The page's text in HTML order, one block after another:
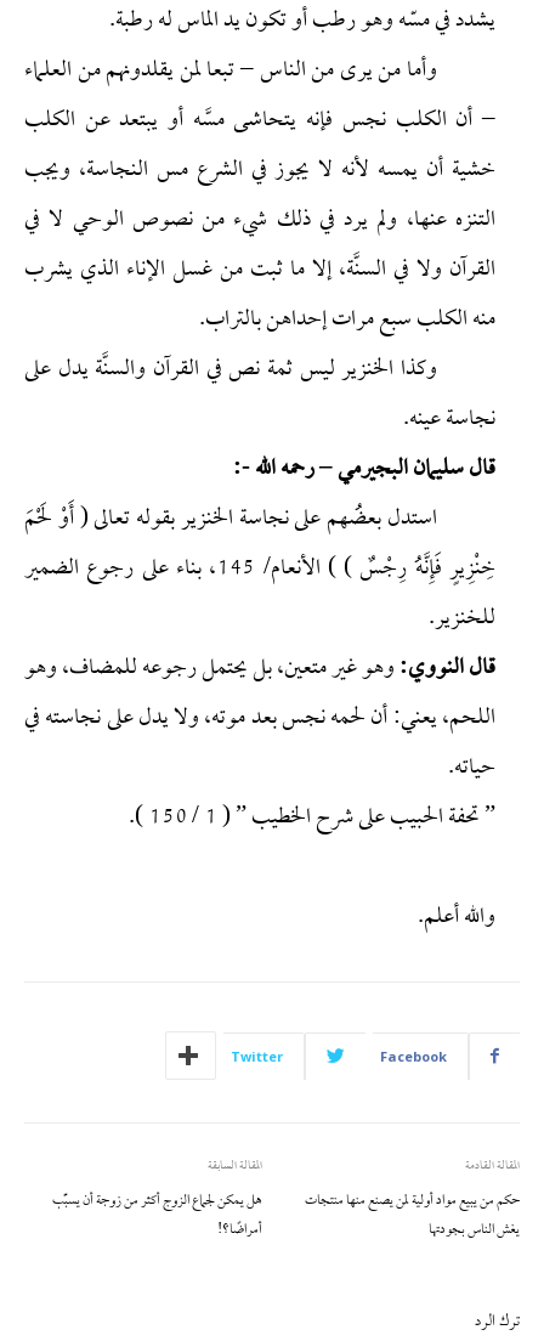
يشدد في مسّه وهو رطب أو تكون يد الماس له رطبة.
وأما من يرى من الناس – تبعا لمن يقلدونهم من العلماء
– أن الكلب نجس فإنه يتحاشى مسَّه أو يبتعد عن الكلب
خشية أن يمسه لأنه لا يجوز في الشرع مس النجاسة، ويجب
التنزه عنها، ولم يرد في ذلك شيء من نصوص الوحي لا في
القرآن ولا في السنَّة، إلا ما ثبت من غسل الإناء الذي يشرب
منه الكلب سبع مرات إحداهن بالتراب.
وكذا الخنزير ليس ثمة نص في القرآن والسنَّة يدل على
نجاسة عينه.
قال سليمان البجيرمي – رحمه الله -:
استدل بعضُهم على نجاسة الخنزير بقوله تعالى ( أَوْ لَحْمَ
خِنْزِيرٍ فَإِنَّهُ رِجْسٌ ) ) الأنعام/ 145، بناء على رجوع الضمير
للخنزير.
قال النووي:وهو غير متعين، بل يحتمل رجوعه للمضاف، وهو
اللحم، يعني: أن لحمه نجس بعد موته، ولا يدل على نجاسته في
حياته.
” تحفة الحبيب على شرح الخطيب ” ( 1 / 150 ).
والله أعلم.
Facebook
Twitter
المقالة السابقة
هل يمكن لجماع الزوج أكثر من زوجة أن يسبِّب
أمراضًا؟!
المقالة القادمة
حكم من يبيع مواد أولية لمن يصنع منها منتجات
يغش الناس بجودتها
ترك الرد